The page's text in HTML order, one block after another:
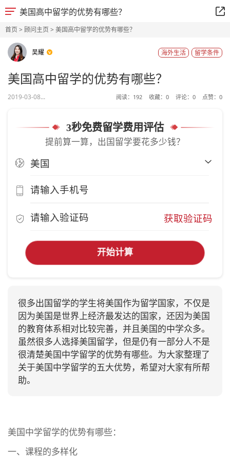
美国高中留学的优势有哪些？
首页> 顾问主页> 美国高中留学的优势有哪些？
吴耀 留学条件
海外生活
美国高中留学的优势有哪些？
2019-03-08... 阅读： 192 收藏： 0 评论： 0 点赞： 0
3秒免费留学费用评估
提前算一算，出国留学要花多少钱？
获取验证码
开始计算
很多出国留学的学生将美国作为留学国家，不仅是
因为美国是世界上经济最发达的国家，还因为美国
的教育体系相对比较完善，并且美国的中学众多。
虽然很多人选择美国留学，但是仍有一部分人不是
很清楚美国中学留学的优势有哪些。为大家整理了
关于美国中学留学的五大优势，希望对大家有所帮
助。
美国中学留学的优势有哪些：
一、课程的多样化